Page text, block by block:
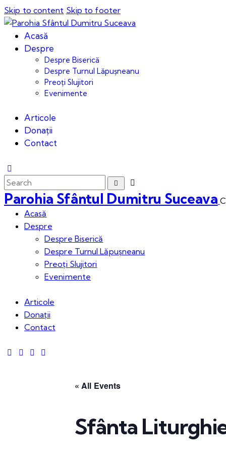
Skip to content Skip to footer
Acasă
Despre
Despre Biserică
Despre Turnul Lăpușneanu
Preoți Slujitori
Evenimente
Articole
Donații
Contact
Parohia Sfântul Dumitru Suceava
Acasă
Despre
Despre Biserică
Despre Turnul Lăpușneanu
Preoți Slujitori
Evenimente
Articole
Donații
Contact
« All Events
Sfânta